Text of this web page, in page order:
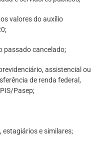
valores do auxílio
passado cancelado;
assistencial ou
de renda federal,
Pasep;
estagiários e similares;